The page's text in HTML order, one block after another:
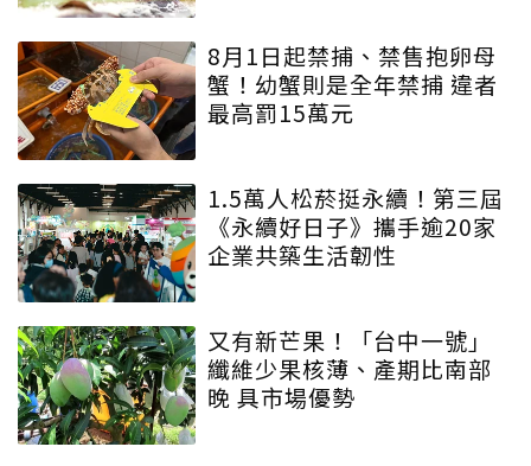
8月1日起禁捕、禁售抱卵母
蟹！幼蟹則是全年禁捕 違者
最高罰15萬元
1.5萬人松菸挺永續！第三屆
《永續好日子》攜手逾20家
企業共築生活韌性
又有新芒果！「台中一號」
纖維少果核薄、產期比南部
晚 具市場優勢